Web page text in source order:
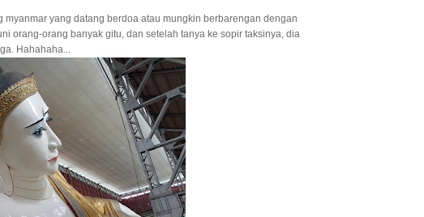
yang datang berdoa atau mungkin berbarengan dengan
orang-orang banyak gitu, dan setelah tanya ke sopir taksinya, dia
Hahahaha...